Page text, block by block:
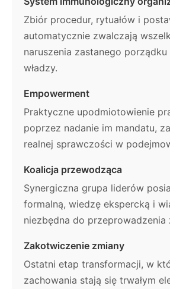
Zbiór procedur, rytuałów i
automatycznie zwalczają
naruszenia zastanego
władzy.
Empowerment
Praktyczne upodmiotowienie
poprzez nadanie im mandatu,
realnej sprawczości w
Koalicja przewodząca
Synergiczna grupa liderów
formalną, wiedzę ekspercką i
niezbędna do przeprowadzenia
Zakotwiczenie zmiany
Ostatni etap transformacji, w
zachowania stają się trwałym